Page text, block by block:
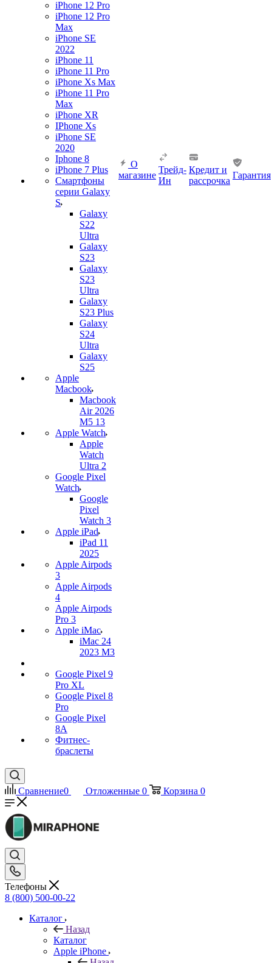
iPhone 12 Pro
iPhone 12 Pro
Max
iPhone SE
2022
iPhone 11
iPhone 11 Pro
iPhone Xs Max
iPhone 11 Pro
Max
iPhone XR
IPhone Xs
iPhone SE
2020
Iphone 8
iPhone 7 Plus
Смартфоны
серии Galaxy
S
Galaxy
S22
Ultra
Galaxy
S23
Galaxy
S23
Ultra
Galaxy
S23 Plus
Galaxy
S24
Ultra
Galaxy
S25
Apple
Macbook
Macbook
Air 2026
M5 13
Apple Watch
Apple
Watch
Ultra 2
Google Pixel
Watch
Google
Pixel
Watch 3
Apple iPad
iPad 11
2025
Apple Airpods
3
Apple Airpods
4
Apple Airpods
Pro 3
Apple iMac
iMac 24
2023 M3
Google Pixel 9
Pro XL
Google Pixel 8
Pro
Google Pixel
8A
Фитнес-
браслеты
О
магазине
Трейд-
Ин
Кредит и
рассрочка
Гарантия
Сравнение0 Отложенные 0 Корзина 0
Телефоны
8 (800) 500-00-22
Каталог
Назад
Каталог
Apple iPhone